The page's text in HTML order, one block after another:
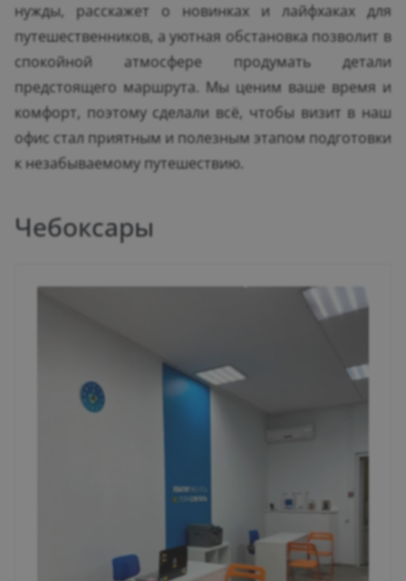
нужды, расскажет о новинках и лайфхаках для
путешественников, а уютная обстановка позволит в
спокойной атмосфере продумать детали
предстоящего маршрута. Мы ценим ваше время и
комфорт, поэтому сделали всё, чтобы визит в наш
офис стал приятным и полезным этапом подготовки
к незабываемому путешествию.
Чебоксары